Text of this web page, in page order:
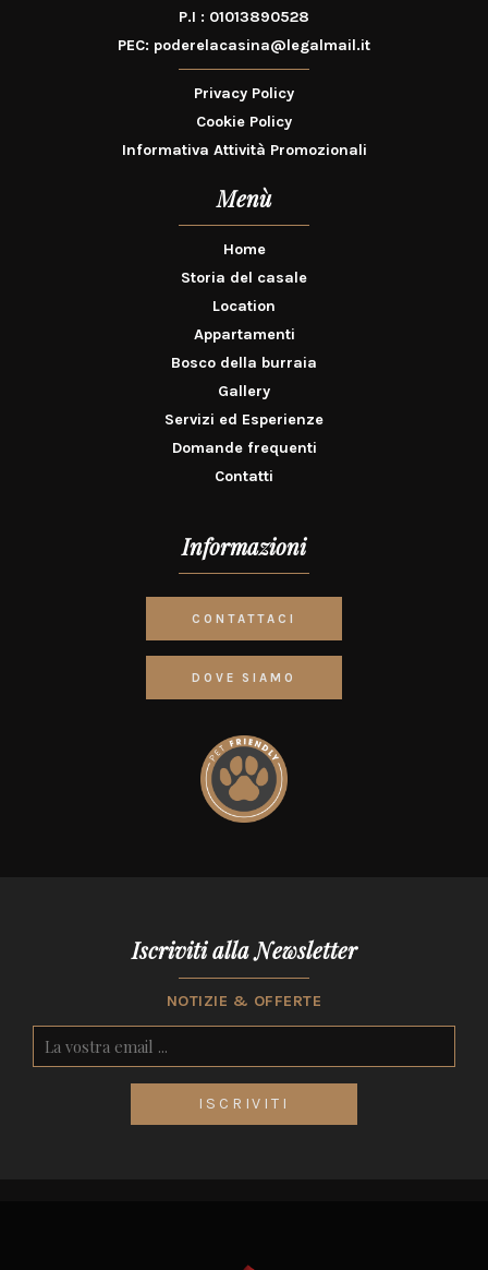
P.I : 01013890528
PEC: poderelacasina@legalmail.it
Privacy Policy
Cookie Policy
Informativa Attività Promozionali
Menù
Home
Storia del casale
Location
Appartamenti
Bosco della burraia
Gallery
Servizi ed Esperienze
Domande frequenti
Contatti
Informazioni
CONTATTACI
DOVE SIAMO
Iscriviti alla Newsletter
NOTIZIE & OFFERTE
ISCRIVITI